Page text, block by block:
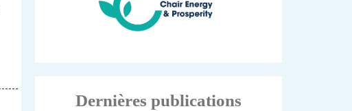
Dernières publications